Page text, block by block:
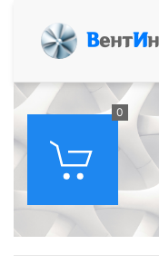
ВентИн
0